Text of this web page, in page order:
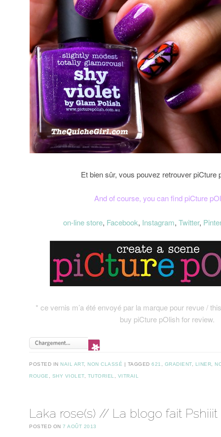
Et bien sûr, vous pouvez retrouver piCture
And of course, you can find piCture
on-line store, Facebook, Instagram, Twitter,
* ce vernis m’a été envoyé par la marque pour revue /
buy piCture pOlish for review.
POSTED IN NAIL ART, NON CLASSÉ TAGGED621 GRADIENT, LINER
ROUGE SHY VIOLET, TUTORIEL VITRAIL
Laka rose(s) // La blogo fait Pshiiit
POSTED ON7 AOÛT 2013